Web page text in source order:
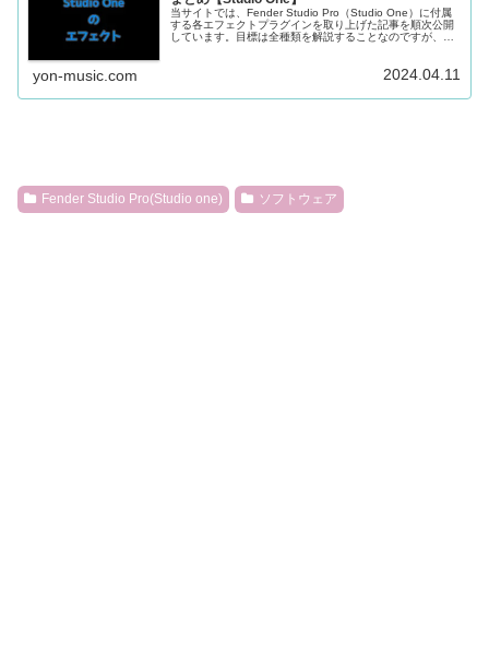
当サイトでは、Fender Studio Pro（Studio One）に付属
する各エフェクトプラグインを取り上げた記事を順次公開
しています。目標は全種類を解説することなのですが、完
yon-music.com 2024.04.11
Fender Studio Pro(Studio one) ソフトウェア